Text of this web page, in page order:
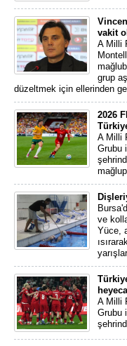
vakit
A Milli
grup
düzeltmek için ellerinden
2026
A Milli
Grubu
ve
Yüce,
A Milli
Grubu